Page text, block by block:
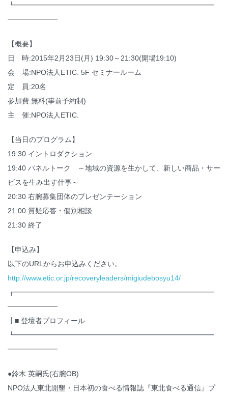
┗━━━━━━━━━━━━━━━━━━━━━━━━━━━━
━━━━━━━
【概要】
日 時:2015年2月23日(月) 19:30～21:30(開場19:10)
会 場:NPO法人ETIC. 5F セミナールーム
定 員:20名
参加費:無料(事前予約制)
主 催:NPO法人ETIC.
【当日のプログラム】
19:30 イントロダクション
19:40 パネルトーク ～地域の資源を生かして、新しい商品・サー
ビスを生み出す仕事～
20:30 右腕募集団体のプレゼンテーション
21:00 質疑応答・個別相談
21:30 終了
【申込み】
以下のURLからお申込みください。
http://www.etic.or.jp/recoveryleaders/migiudebosyu14/
┏━━━━━━━━━━━━━━━━━━━━━━━━━━━━
━━━━━━━
┃■ 登壇者プロフィール
┗━━━━━━━━━━━━━━━━━━━━━━━━━━━━
━━━━━━━
●鈴木 英嗣氏(右腕OB)
NPO法人東北開墾・日本初の食べる情報誌『東北食べる通信』プ